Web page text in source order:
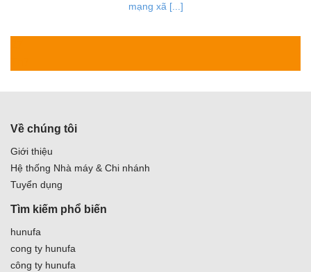
mạng xã [...]
Về chúng tôi
Giới thiệu
Hệ thống Nhà máy & Chi nhánh
Tuyển dụng
Tìm kiếm phổ biến
hunufa
cong ty hunufa
công ty hunufa